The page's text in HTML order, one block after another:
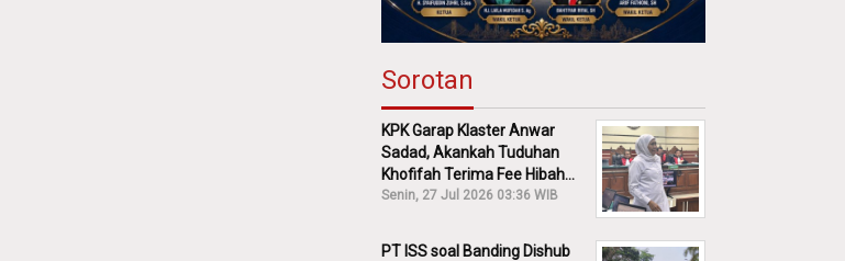
Sorotan
KPK Garap Klaster Anwar
Sadad, Akankah Tuduhan
Khofifah Terima Fee Hibah
30% Diusut?
Senin, 27 Jul 2026 03:36 WIB
PT ISS soal Banding Dishub